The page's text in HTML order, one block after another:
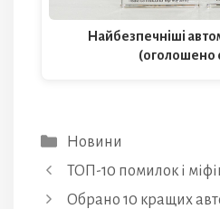
Найбезпечніші
(оголошено
Категорії
Новини
ТОП-10 помилок і
Обрано 10 кращих